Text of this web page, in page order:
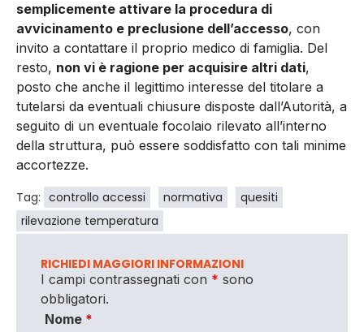
semplicemente attivare la procedura di
avvicinamento e preclusione dell’accesso, con
invito a contattare il proprio medico di famiglia. Del
resto, non vi è ragione per acquisire altri dati,
posto che anche il legittimo interesse del titolare a
tutelarsi da eventuali chiusure disposte dall’Autorità, a
seguito di un eventuale focolaio rilevato all’interno
della struttura, può essere soddisfatto con tali minime
accortezze.
Tag: controllo accessi normativa
quesiti
rilevazione temperatura
RICHIEDI MAGGIORI INFORMAZIONI
I campi contrassegnati con * sono
obbligatori.
Nome *